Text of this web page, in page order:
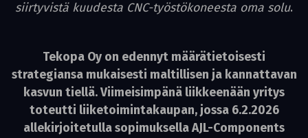
siirtyvistä kuudesta CNC-työstökoneesta oma solu.
Tekopa Oy on edennyt määrätietoisesti
strategiansa mukaisesti maltillisen ja kannattavan
kasvun tiellä. Viimeisimpänä liikkeenään yritys
toteutti liiketoimintakaupan, jossa 6.2.2026
allekirjoitetulla sopimuksella AJL-Components